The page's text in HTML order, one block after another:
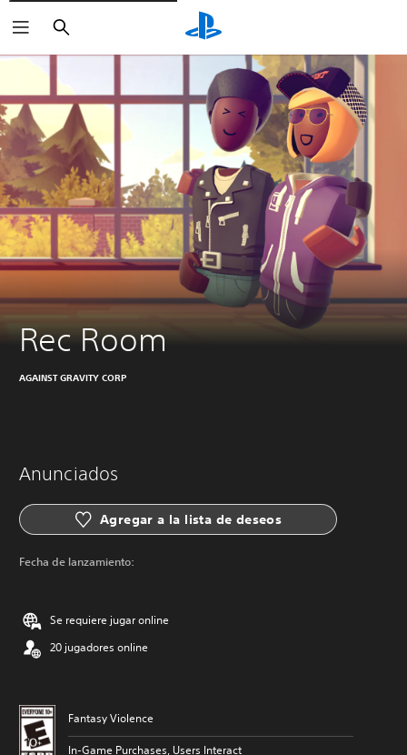
Buscar
Rec Room
AGAINST GRAVITY CORP
Anunciados
Agregar a la lista de deseos
Fecha de lanzamiento:
Se requiere jugar online
20 jugadores online
Fantasy Violence
In-Game Purchases, Users Interact